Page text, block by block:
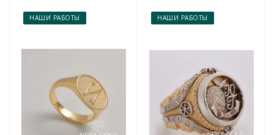
НАШИ РАБОТЫ НАШИ РАБОТЫ